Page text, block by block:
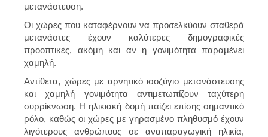
μετανάστευση.
Οι χώρες που καταφέρνουν να προσελκύουν σταθερά
μετανάστες έχουν καλύτερες δημογραφικές
προοπτικές, ακόμη και αν η γονιμότητα παραμένει
χαμηλή.
Αντίθετα, χώρες με αρνητικό ισοζύγιο μετανάστευσης
και χαμηλή γονιμότητα αντιμετωπίζουν ταχύτερη
συρρίκνωση. Η ηλικιακή δομή παίζει επίσης σημαντικό
ρόλο, καθώς οι χώρες με γηρασμένο πληθυσμό έχουν
λιγότερους ανθρώπους σε αναπαραγωγική ηλικία,